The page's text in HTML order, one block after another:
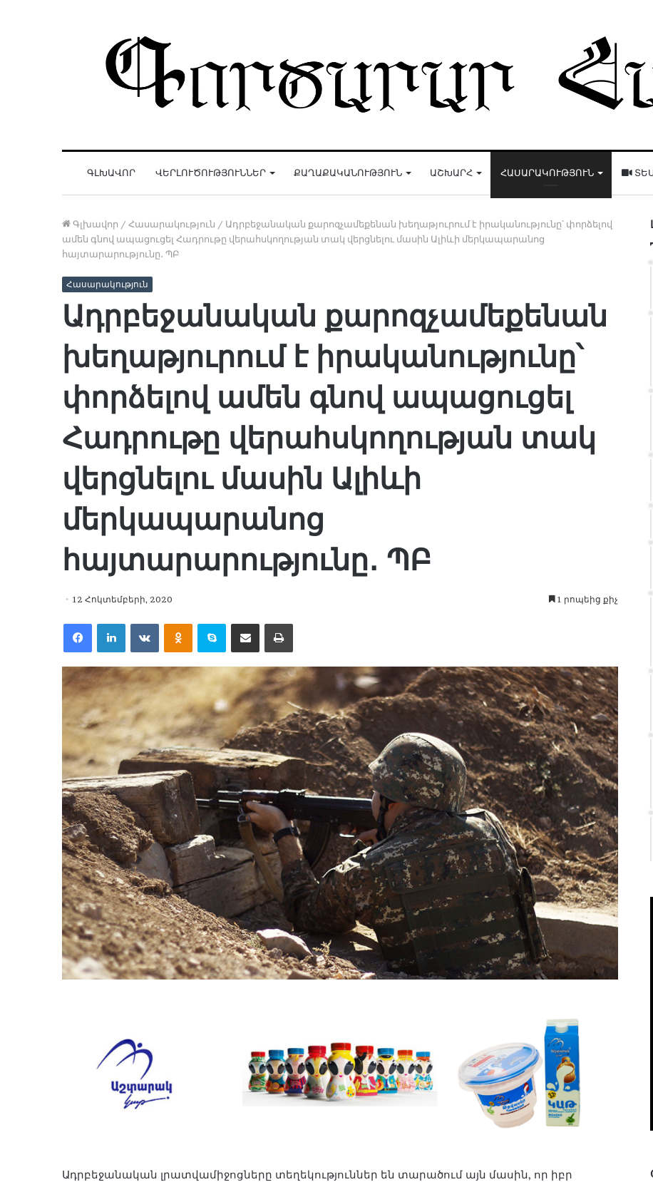
ԳԼԽԱՎՈՐ ՎԵՐԼՈՒԾՈՒԹՅՈՒՆՆԵՐ ՔԱՂԱՔԱԿԱՆՈՒԹՅՈՒՆ ԱՇԽԱՐՀ ՀԱՍԱՐԱԿՈՒԹՅՈՒՆ
Գլխավոր / Հասարակություն / Ադրբեջանական քարոզչամեքենան խեղաթյուրում է իրականությունը՝ փորձելով
ամեն գնով ապացուցել Հադրութը վերահսկողության տակ վերցնելու մասին Ալիևի մերկապարանոց
հայտարարությունը․ ՊԲ
Հասարակություն
Ադրբեջանական քարոզչամեքենան
խեղաթյուրում է իրականությունը՝
փորձելով ամեն գնով ապացուցել
Հադրութը վերահսկողության տակ
վերցնելու մասին Ալիևի
մերկապարանոց
հայտարարությունը․ ՊԲ
12 Հոկտեմբերի, 2020 1 րոպեից քիչ
FacebookLinkedInVKontakteOdnoklassniki
Skype Share via Email Print
Ադրբեջանական լրատվամիջոցները տեղեկություններ են տարածում այն մասին, որ իբր